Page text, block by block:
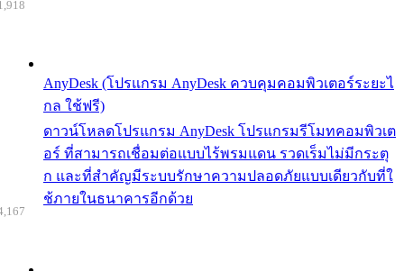
AnyDesk (โปรแกรม AnyDesk ควบคุมคอมพิวเตอร์ระยะไ
กล ใช้ฟรี)
ดาวน์โหลดโปรแกรม AnyDesk โปรแกรมรีโมทคอมพิวเต
อร์ ที่สามารถเชื่อมต่อแบบไร้พรมแดน รวดเร็มไม่มีกระตุ
ก และที่สำคัญมีระบบรักษาความปลอดภัยแบบเดียวกับที่ใ
ช้ภายในธนาคารอีกด้วย